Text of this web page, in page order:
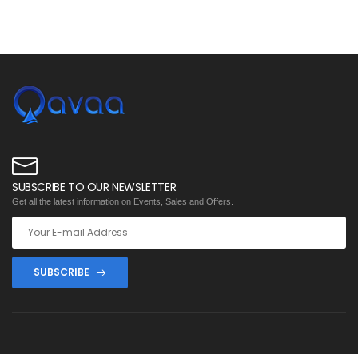
SUBSCRIBE TO OUR NEWSLETTER
Get all the latest information on Events, Sales and Offers.
SUBSCRIBE